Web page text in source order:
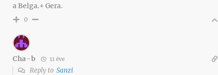
a Belga.+ Gera.
0
Cha-b 11 éve
Reply to Sanzi